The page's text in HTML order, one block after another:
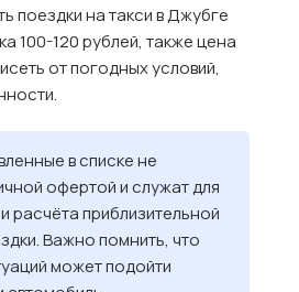
поездки на такси в Джубге
100-120 рублей, также цена
от погодных условий,
в списке не
офертой и служат для
расчёта приблизительной
Важно помнить, что
может подойти